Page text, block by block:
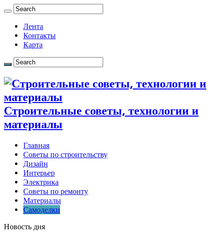
Лента
Контакты
Карта
Строительные советы, технологии и
материалы
Главная
Советы по строительству
Дизайн
Интерьер
Электрика
Советы по ремонту
Материалы
Самоделки
Новость дня